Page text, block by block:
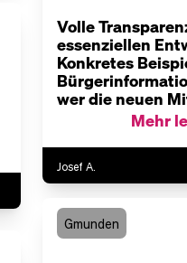
Volle
essenziellen
Konkretes
wer die neuen
des Seeviertel-
Rabl?) und
Implikationen
ableiten kann.
der Tuchent über
Tafelsilber der
verhandelt wird,
Mehr
Josef A.
Gmunden